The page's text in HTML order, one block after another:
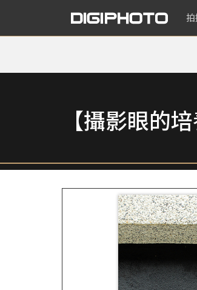
【攝影眼的